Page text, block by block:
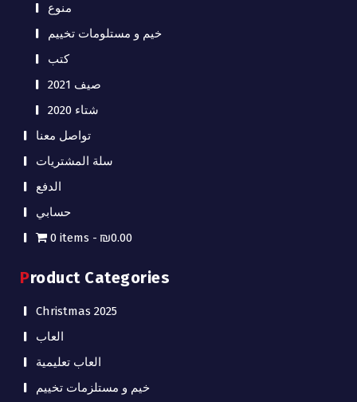
منوع
خيم و مستلومات تخييم
كتب
صيف 2021
شتاء 2020
تواصل معنا
سلة المشتريات
الدفع
حسابي
0 items
₪0.00
Product Categories
Christmas 2025
العاب
العاب تعليمية
خيم و مستلزمات تخييم